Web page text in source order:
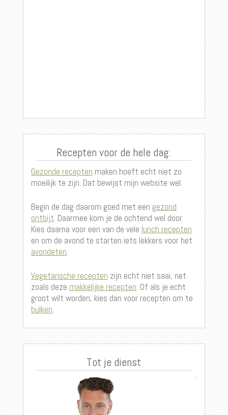
Recepten voor de hele dag:
Gezonde recepten maken hoeft echt niet zo
moeilijk te zijn. Dat bewijst mijn website wel.
Begin de dag daarom goed met een gezond
ontbijt. Daarmee kom je de ochtend wel door.
Kies daarna voor een van de vele lunch recepten
en om de avond te starten iets lekkers voor het
avondeten.
Vegetarische recepten zijn echt niet saai, net
zoals deze makkelijke recepten. Of als je echt
groot wilt worden, kies dan voor recepten om te
bulken.
Tot je dienst